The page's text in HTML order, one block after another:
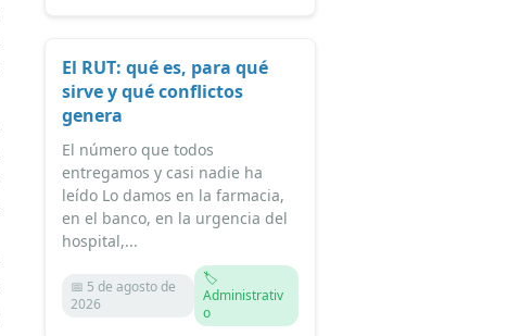
El RUT: qué es, para qué
sirve y qué conflictos
genera
El número que todos
entregamos y casi nadie ha
leído Lo damos en la farmacia,
en el banco, en la urgencia del
hospital,...
📅 5 de agosto de
2026
🏷️
Administrativ
o